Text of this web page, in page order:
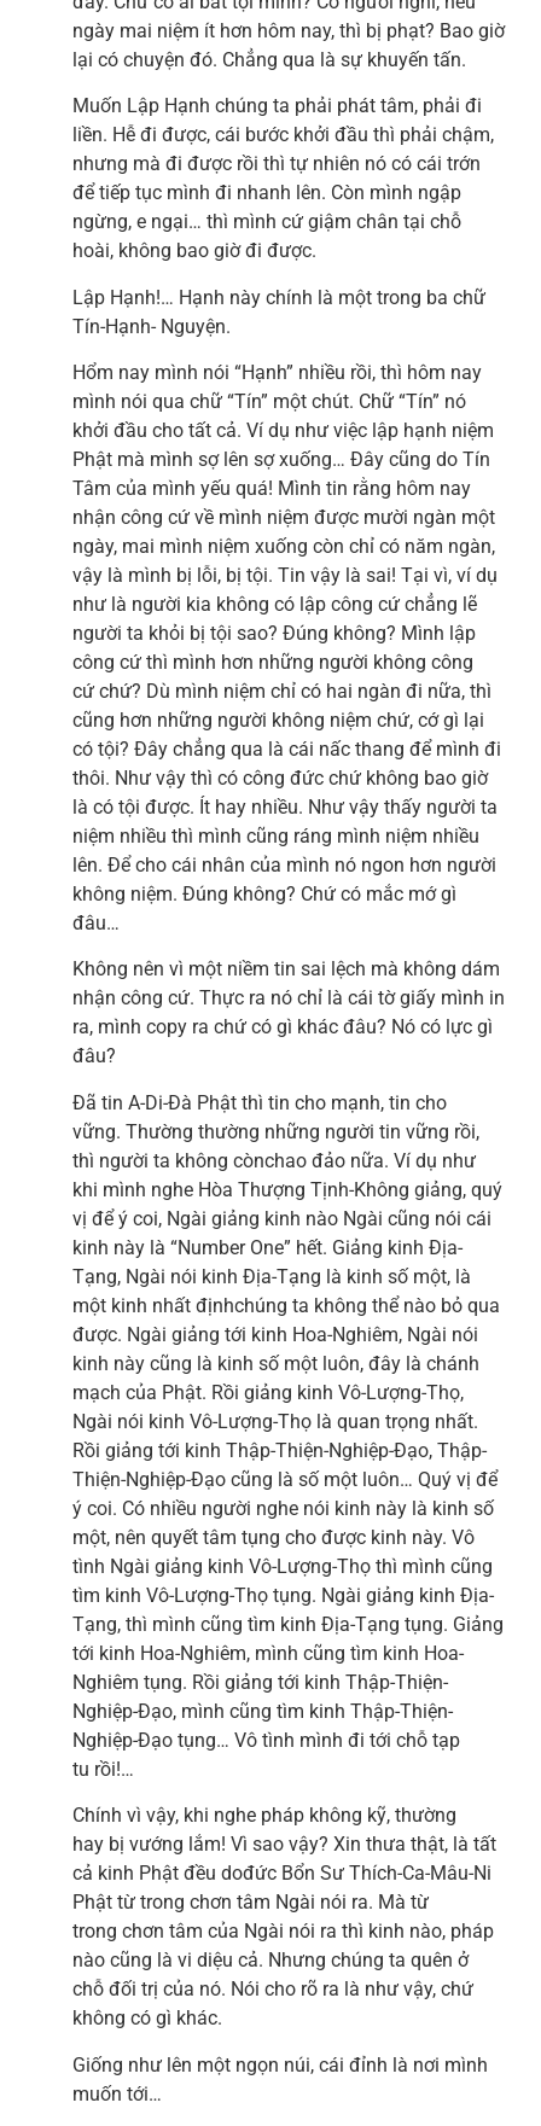
ngày mai niệm ít hơn hôm nay, thì bị phạt? Bao giờ
lại có chuyện đó. Chẳng qua là sự khuyến tấn.
Muốn Lập Hạnh chúng ta phải phát tâm, phải đi
liền. Hễ đi được, cái bước khởi đầu thì phải chậm,
nhưng mà đi được rồi thì tự nhiên nó có cái trớn
để tiếp tục mình đi nhanh lên. Còn mình ngập
ngừng, e ngại… thì mình cứ giậm chân tại chỗ
hoài, không bao giờ đi được.
Lập Hạnh!… Hạnh này chính là một trong ba chữ
Tín-Hạnh- Nguyện.
Hổm nay mình nói “Hạnh” nhiều rồi, thì hôm nay
mình nói qua chữ “Tín” một chút. Chữ “Tín” nó
khởi đầu cho tất cả. Ví dụ như việc lập hạnh niệm
Phật mà mình sợ lên sợ xuống… Đây cũng do Tín
Tâm của mình yếu quá! Mình tin rằng hôm nay
nhận công cứ về mình niệm được mười ngàn một
ngày, mai mình niệm xuống còn chỉ có năm ngàn,
vậy là mình bị lỗi, bị tội. Tin vậy là sai! Tại vì, ví dụ
như là người kia không có lập công cứ chẳng lẽ
người ta khỏi bị tội sao? Đúng không? Mình lập
công cứ thì mình hơn những người không công
cứ chứ? Dù mình niệm chỉ có hai ngàn đi nữa, thì
cũng hơn những người không niệm chứ, cớ gì lại
có tội? Đây chẳng qua là cái nấc thang để mình đi
thôi. Như vậy thì có công đức chứ không bao giờ
là có tội được. Ít hay nhiều. Như vậy thấy người ta
niệm nhiều thì mình cũng ráng mình niệm nhiều
lên. Để cho cái nhân của mình nó ngon hơn người
không niệm. Đúng không? Chứ có mắc mớ gì
đâu…
Không nên vì một niềm tin sai lệch mà không dám
nhận công cứ. Thực ra nó chỉ là cái tờ giấy mình in
ra, mình copy ra chứ có gì khác đâu? Nó có lực gì
đâu?
Đã tin A-Di-Đà Phật thì tin cho mạnh, tin cho
vững. Thường thường những người tin vững rồi,
thì người ta không cònchao đảo nữa. Ví dụ như
khi mình nghe Hòa Thượng Tịnh-Không giảng, quý
vị để ý coi, Ngài giảng kinh nào Ngài cũng nói cái
kinh này là “Number One” hết. Giảng kinh Địa-
Tạng, Ngài nói kinh Địa-Tạng là kinh số một, là
một kinh nhất địnhchúng ta không thể nào bỏ qua
được. Ngài giảng tới kinh Hoa-Nghiêm, Ngài nói
kinh này cũng là kinh số một luôn, đây là chánh
mạch của Phật. Rồi giảng kinh Vô-Lượng-Thọ,
Ngài nói kinh Vô-Lượng-Thọ là quan trọng nhất.
Rồi giảng tới kinh Thập-Thiện-Nghiệp-Đạo, Thập-
Thiện-Nghiệp-Đạo cũng là số một luôn… Quý vị để
ý coi. Có nhiều người nghe nói kinh này là kinh số
một, nên quyết tâm tụng cho được kinh này. Vô
tình Ngài giảng kinh Vô-Lượng-Thọ thì mình cũng
tìm kinh Vô-Lượng-Thọ tụng. Ngài giảng kinh Địa-
Tạng, thì mình cũng tìm kinh Địa-Tạng tụng. Giảng
tới kinh Hoa-Nghiêm, mình cũng tìm kinh Hoa-
Nghiêm tụng. Rồi giảng tới kinh Thập-Thiện-
Nghiệp-Đạo, mình cũng tìm kinh Thập-Thiện-
Nghiệp-Đạo tụng… Vô tình mình đi tới chỗ tạp
tu rồi!…
Chính vì vậy, khi nghe pháp không kỹ, thường
hay bị vướng lắm! Vì sao vậy? Xin thưa thật, là tất
cả kinh Phật đều dođức Bổn Sư Thích-Ca-Mâu-Ni
Phật từ trong chơn tâm Ngài nói ra. Mà từ
trong chơn tâm của Ngài nói ra thì kinh nào, pháp
nào cũng là vi diệu cả. Nhưng chúng ta quên ở
chỗ đối trị của nó. Nói cho rõ ra là như vậy, chứ
không có gì khác.
Giống như lên một ngọn núi, cái đỉnh là nơi mình
muốn tới…